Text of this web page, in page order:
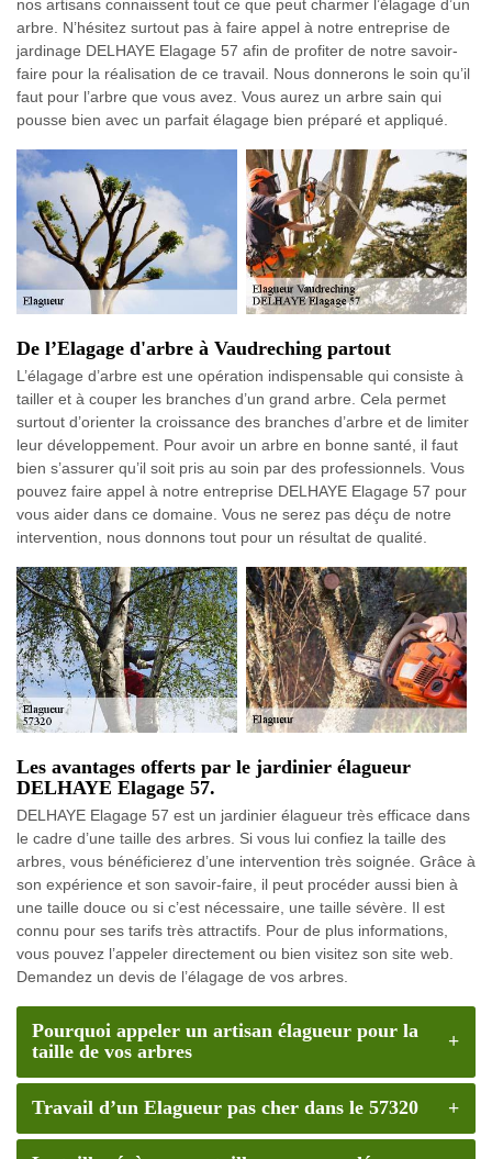
nos artisans connaissent tout ce que peut charmer l’élagage d’un
arbre. N’hésitez surtout pas à faire appel à notre entreprise de
jardinage DELHAYE Elagage 57 afin de profiter de notre savoir-
faire pour la réalisation de ce travail. Nous donnerons le soin qu’il
faut pour l’arbre que vous avez. Vous aurez un arbre sain qui
pousse bien avec un parfait élagage bien préparé et appliqué.
De l’Elagage d'arbre à Vaudreching partout
L’élagage d’arbre est une opération indispensable qui consiste à
tailler et à couper les branches d’un grand arbre. Cela permet
surtout d’orienter la croissance des branches d’arbre et de limiter
leur développement. Pour avoir un arbre en bonne santé, il faut
bien s’assurer qu’il soit pris au soin par des professionnels. Vous
pouvez faire appel à notre entreprise DELHAYE Elagage 57 pour
vous aider dans ce domaine. Vous ne serez pas déçu de notre
intervention, nous donnons tout pour un résultat de qualité.
Les avantages offerts par le jardinier élagueur
DELHAYE Elagage 57.
DELHAYE Elagage 57 est un jardinier élagueur très efficace dans
le cadre d’une taille des arbres. Si vous lui confiez la taille des
arbres, vous bénéficierez d’une intervention très soignée. Grâce à
son expérience et son savoir-faire, il peut procéder aussi bien à
une taille douce ou si c’est nécessaire, une taille sévère. Il est
connu pour ses tarifs très attractifs. Pour de plus informations,
vous pouvez l’appeler directement ou bien visitez son site web.
Demandez un devis de l’élagage de vos arbres.
Pourquoi appeler un artisan élagueur pour la
taille de vos arbres
Travail d’un Elagueur pas cher dans le 57320